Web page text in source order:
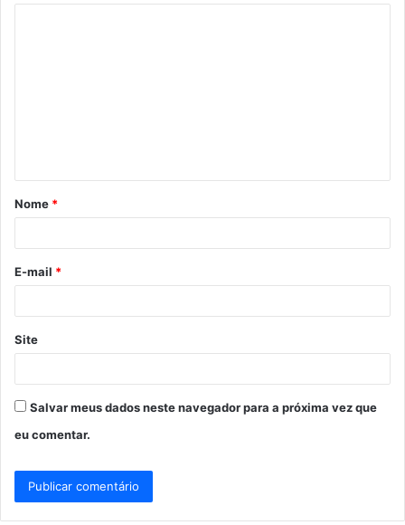
á
r
*
Nome *
E-mail *
Site
Salvar meus dados neste navegador para a próxima vez que
eu comentar.